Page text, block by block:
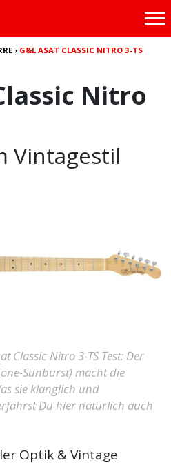
› G&L ASAT CLASSIC NITRO 3-TS
Nitro
Vintagestil
Classic Nitro 3-TS Test: Der
Sunburst) macht die
sie klanglich und
Du hier natürlich auch
Optik & Vintage